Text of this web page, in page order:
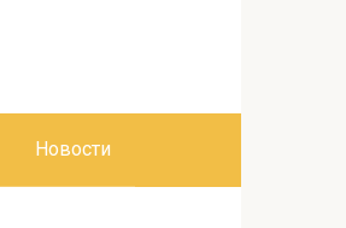
Новости